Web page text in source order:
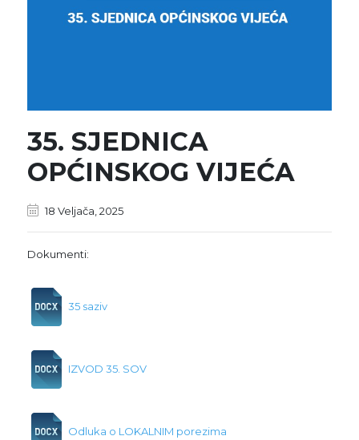
35. SJEDNICA
OPĆINSKOG VIJEĆA
18 Veljača, 2025
Dokumenti:
35 saziv
IZVOD 35. SOV
Odluka o LOKALNIM porezima